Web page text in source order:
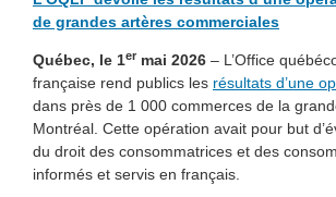
de grandes artères commerciales
Québec, le 1er mai 2026 – L’Office
française rend publics les résultats d’une
dans près de 1 000 commerces de la
Montréal. Cette opération avait pour but
du droit des consommatrices et des
informés et servis en français.